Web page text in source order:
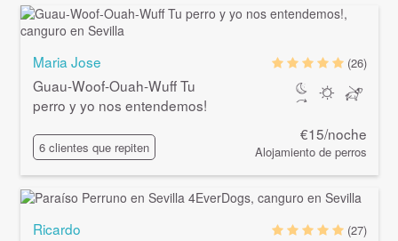
Maria Jose
Guau-Woof-Ouah-Wuff Tu
perro y yo nos entendemos!
6 clientes que repiten
(26)
€15/noche
Alojamiento de perros
Ricardo
(27)